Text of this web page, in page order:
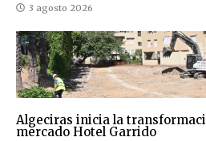
3 agosto 2026
Algeciras inicia la
mercado Hotel Garrido